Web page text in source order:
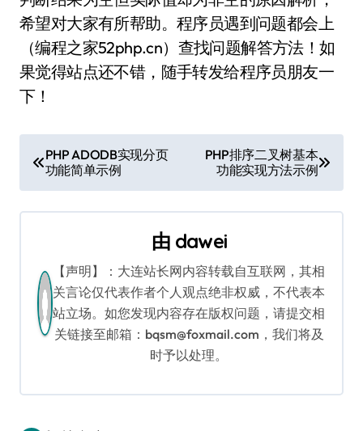
希望对大家有所帮助。程序员遇到问题都会上
（编程之家52php.cn）查找问题解答方法！如
果觉得站点还不错，随手转发给程序员朋友一
下！
文
章
导
PHP ADODB实现分页
功能简单示例
PHP排序二叉树基本
功能实现方法示例
由 dawei
【声明】：大连站长网内容转载自互联网，其相
关言论仅代表作者个人观点绝非权威，不代表本
站立场。如您发现内容存在版权问题，请提交相
关链接至邮箱：bqsm@foxmail.com，我们将及
时予以处理。